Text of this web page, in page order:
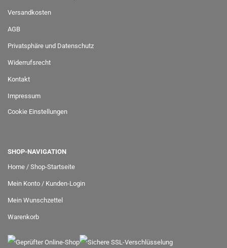
Versandkosten
AGB
Privatsphäre und Datenschutz
Widerrufsrecht
Kontakt
Impressum
Cookie Einstellungen
SHOP-NAVIGATION
Home / Shop-Startseite
Mein Konto / Kunden-Login
Mein Wunschzettel
Warenkorb